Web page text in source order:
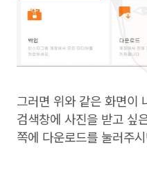
그러면 위와 같은 화면이
검색창에 사진을 받고 싶
쪽에 다운로드를 눌러주